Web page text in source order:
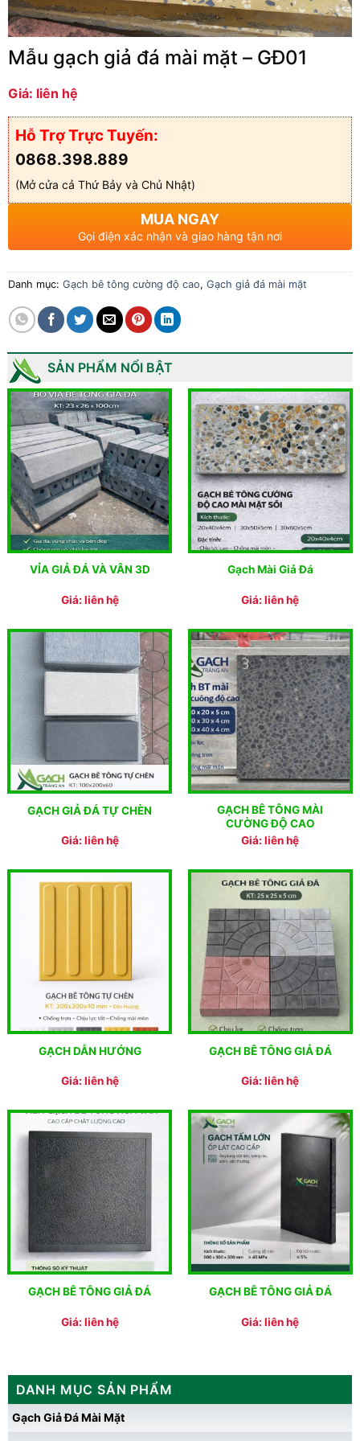
DANH MỤC SẢN PHẨM
Gạch Giả Đá Mài Mặt
Mẫu gạch giả đá mài mặt – GĐ01
Giá: liên hệ
Hỗ Trợ Trực Tuyến:
0868.398.889
(Mở cửa cả Thứ Bảy và Chủ Nhật)
MUA NGAY
Gọi điện xác nhận và giao hàng tận nơi
Danh mục: Gạch bê tông cường độ cao, Gạch giả đá mài mặt
SẢN PHẨM NỔI BẬT
VỈA GIẢ ĐÁ VÀ VÂN 3D
Giá: liên hệ
Gạch Mài Giả Đá
Giá: liên hệ
GẠCH GIẢ ĐÁ TỰ CHÈN
Giá: liên hệ
GẠCH BÊ TÔNG MÀI
CƯỜNG ĐỘ CAO
Giá: liên hệ
GẠCH DẪN HƯỚNG
Giá: liên hệ
GẠCH BÊ TÔNG GIẢ ĐÁ
Giá: liên hệ
GẠCH BÊ TÔNG GIẢ ĐÁ
Giá: liên hệ
GẠCH BÊ TÔNG GIẢ ĐÁ
Giá: liên hệ